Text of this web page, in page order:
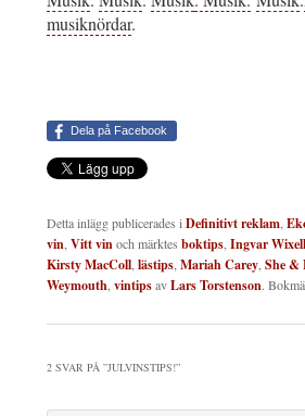
musiknördar.
Dela på Facebook
Detta inlägg publicerades i Definitivt reklam
vin Vitt vinoch märktes boktips Ingvar Wixell
Kirsty MacColl lästips Mariah Carey She &
Weymouth vintipsavLars Torstenson.
2 SVAR PÅ ”JULVINSTIPS!”